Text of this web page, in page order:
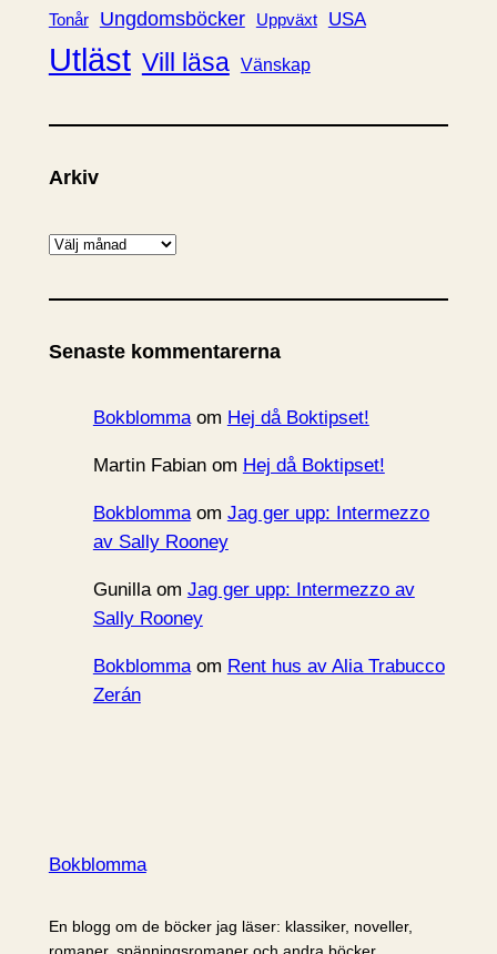
Tonår Ungdomsböcker Uppväxt USA
Utläst Vill läsa Vänskap
Arkiv
A
k
v
Senaste kommentarerna
Bokblommaom Hej då Boktipset!
Martin Fabianom Hej då Boktipset!
Bokblommaom Jag ger upp: Intermezzo
av Sally Rooney
Gunillaom Jag ger upp: Intermezzo av
Sally Rooney
Bokblommaom Rent hus av Alia Trabucco
Zerán
Bokblomma
En blogg om de böcker jag läser: klassiker, noveller,
romaner, spänningsromaner och andra böcker.